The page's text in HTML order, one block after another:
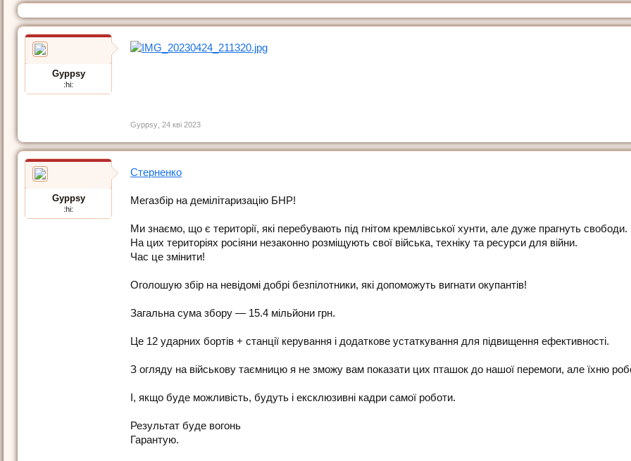
Gyppsy
:hi:
Gyppsy 24 кві 2023
Gyppsy
:hi:
Стерненко
Мегазбір на демілітаризацію БНР!
Ми знаємо, що є території, які перебувають під гнітом кремлівської хунти, але дуже прагнуть свободи.
На цих територіях росіяни незаконно розміщують свої війська, техніку та ресурси для війни.
Час це змінити!
Оголошую збір на невідомі добрі безпілотники, які допоможуть вигнати окупантів!
Загальна сума збору — 15.4 мільйони грн.
Це 12 ударних бортів + станції керування і додаткове устаткування для підвищення ефективності.
З огляду на військову таємницю я не зможу вам показати цих пташок до нашої перемоги, але їхню
І, якщо буде можливість, будуть і ексклюзивні кадри самої роботи.
Результат буде вогонь
Гарантую.